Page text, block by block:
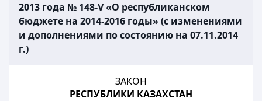
2013 года № 148-V «О республиканском
бюджете на 2014-2016 годы» (с изменениями
и дополнениями по состоянию на 07.11.2014
г.)
ЗАКОН
РЕСПУБЛИКИ КАЗАХСТАН